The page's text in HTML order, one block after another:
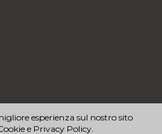
esperienza sul nostro sito
e Privacy Policy.